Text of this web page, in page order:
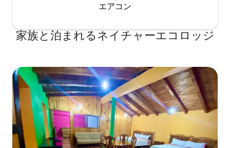
エアコン
家族と泊まれるネイチャーエコロッジ